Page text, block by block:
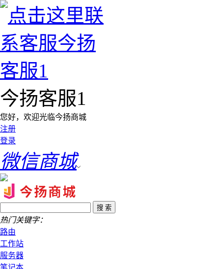
今扬客服1
您好，欢迎光临今扬商城
注册
登录
微信商城
热门关键字：
路由
工作站
服务器
笔记本